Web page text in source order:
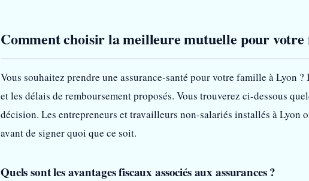
Comment choisir la meilleure mutuelle pour
Vous souhaitez prendre une assurance-santé pour votre famille à Lyon
et les délais de remboursement proposés. Vous trouverez ci-dessous
décision. Les entrepreneurs et travailleurs non-salariés installés à Lyon
avant de signer quoi que ce soit.
Quels sont les avantages fiscaux associés aux assurances ?